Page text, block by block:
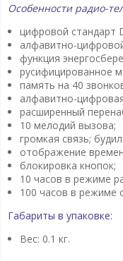
Особенности радио-
цифровой стандарт
алфавитно-
функция
русифицированное
память на 40
алфавитно-
расширенный
10 мелодий вызова;
громкая связь;
отображение
блокировка кнопок;
10 часов в режиме
100 часов в режиме
Габариты в упаковке:
Вес: 0.1 кг.